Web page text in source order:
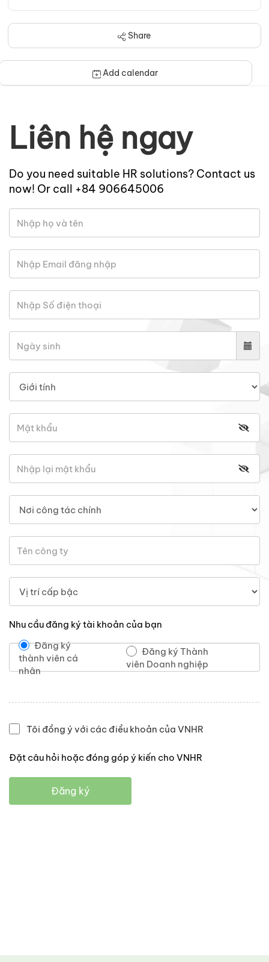
Share
Add calendar
Liên hệ ngay
Do you need suitable HR solutions? Contact us
now! Or call +84 906645006
Nhu cầu đăng ký tài khoản của bạn
Đăng ký
thành viên cá
nhân
Đăng ký Thành
viên Doanh nghiệp
Tôi đồng ý với các điều khoản của VNHR
Đặt câu hỏi hoặc đóng góp ý kiến cho VNHR
Đăng ký